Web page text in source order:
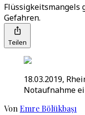
Flüssigkeitsmangels
Gefahren.
Teilen
18.03.2019,
Notaufnahme
Von Emre Bölükbaşı